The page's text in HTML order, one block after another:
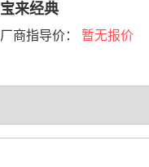
宝来经典
厂商指导价： 暂无报价